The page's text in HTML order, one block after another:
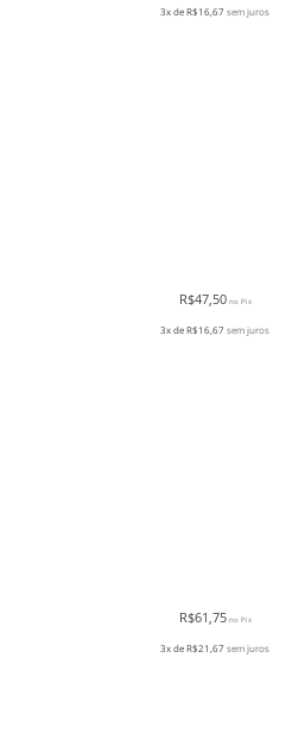
3x deR$16,67 sem juros
R$47,50 no Pix
3x deR$16,67 sem juros
R$61,75 no Pix
3x deR$21,67 sem juros